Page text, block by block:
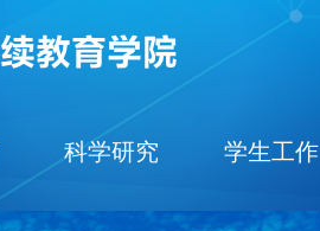
科学研究 学生工作